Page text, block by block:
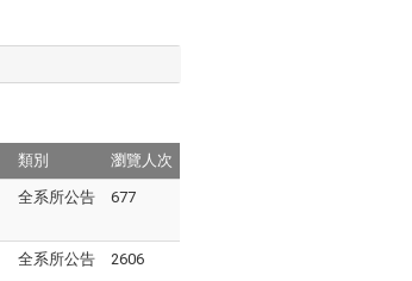
類別 瀏覽人次
全系所公告 677
全系所公告 2606